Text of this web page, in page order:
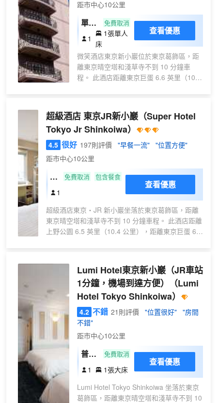
距市中心10公里
單人
房
禁煙
免費取消
1
1張單人
床
查看優惠
微笑酒店東京新小巖位於東京葛飾區，距
離東京晴空塔和淺草寺不到 10 分鐘車
程。 此酒店距離東京巨蛋 6.6 英里（10.6
便利服務和設施。 在微笑酒店東京新小
巖，您可以去餐廳享用美餐。每天 06:00
至 10:00 提供收費的自助式早餐。 特色服
務/設施包括24 小時前台服務、行李寄存
限）。 有 232 間客房提供冰箱；您定能在
旅途中找到家的舒適。提供免費有線和無
線上網，方便您與朋友保持聯繫；另提供
收費電視頻道，可滿足您的娛樂需求。配
備淋浴/盆浴組合的私人浴室提供免費洗浴
用品和吹風機。
超級酒店 東京JR新小巖（Super Hotel
Tokyo Jr Shinkoiwa）
4.5 很好 197則評價 "早餐一流"
"位置方便"
距市中心10公里
隨
機
型
免費取消 包含餐食
1
查看優惠
超級酒店東京・JR 新小巖坐落於東京葛飾區，距離
東京晴空塔和淺草寺不到 10 分鐘車程。 此酒店距離
上野公園 6.5 英里（10.4 公里），距離東京巨蛋 6.9
06:30 至 08:30 提供免費的自助早餐。 特色服務/設
施包括洗衣設施、電梯和公用微波爐。 酒店有 110
間客房，提供平板電視。提供免費無線網絡，方便您
與朋友保持聯繫；衞星頻道可滿足您的娛樂需求。配
備淋浴/盆浴組合的私人浴室提供免費洗浴用品和坐
浴桶。便利設施包括書桌和電熱水壺；而且按要求提
供提供客房服務。
Lumi Hotel東京新小巖（JR車站
1分鐘，機場到達方便）
（Lumi
Hotel Tokyo Shinkoiwa）
4.2 不錯 21則評價 "位置很好"
"房間
不錯"
距市中心10公里
普通
大床
免費取消
1 1張大床
查看優惠
Lumi Hotel Tokyo Shinkoiwa 坐落於東京
葛飾區，距離東京晴空塔和淺草寺不到 10